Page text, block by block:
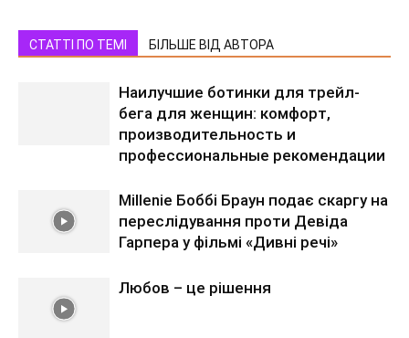
СТАТТІ ПО ТЕМІ БІЛЬШЕ ВІД АВТОРА
Наилучшие ботинки для трейл-
бега для женщин: комфорт,
производительность и
профессиональные рекомендации
Millenie Боббі Браун подає скаргу на
переслідування проти Девіда
Гарпера у фільмі «Дивні речі»
Любов – це рішення